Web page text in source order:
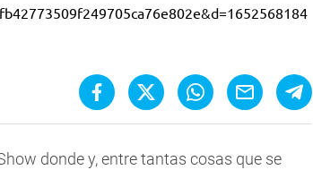
donde y, entre tantas cosas que se